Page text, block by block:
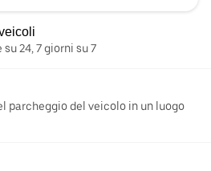
24, 7 giorni su 7
parcheggio del veicolo in un luogo